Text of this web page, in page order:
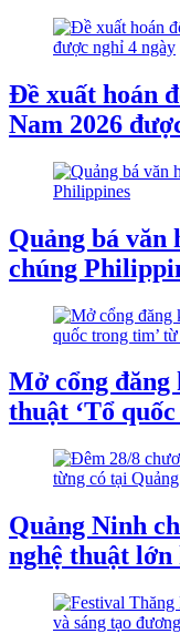
Đề xuất hoán
Nam 2026
Quảng bá văn
chúng
Mở cổng đăng
thuật ‘Tổ
Quảng Ninh
nghệ thuật lớn